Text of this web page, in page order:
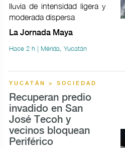
lluvia de intensidad ligera y
moderada dispersa
La Jornada Maya
Hace 2 h | Mérida, Yucatán
YUCATÁN > SOCIEDAD
Recuperan predio
invadido en San
José Tecoh y
vecinos bloquean
Periférico